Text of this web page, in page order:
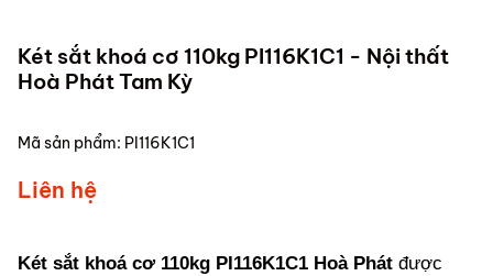
Két sắt khoá cơ 110kg PI116K1C1 - Nội thất
Hoà Phát Tam Kỳ
Mã sản phẩm: PI116K1C1
Liên hệ
Két sắt khoá cơ 110kg PI116K1C1 Hoà Phát được